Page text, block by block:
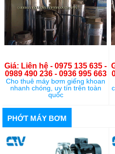
Giá: Liên hệ - 0975 135 635 -
0989 490 236 - 0936 995 663
Cho thuê máy bơm giếng khoan
nhanh chóng, uy tín trên toàn
quốc
PHỚT MÁY BƠM